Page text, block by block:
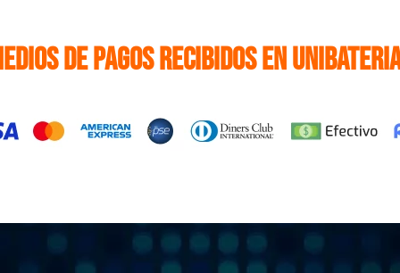
de pagos recibidos en